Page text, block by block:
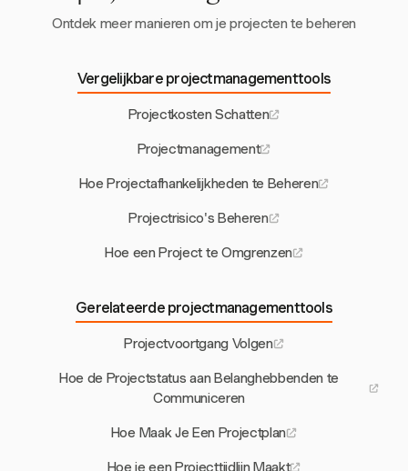
Ontdek meer manieren om je projecten te beheren
Vergelijkbare projectmanagementtools
Projectkosten Schatten
Projectmanagement
Hoe Projectafhankelijkheden te Beheren
Projectrisico's Beheren
Hoe een Project te Omgrenzen
Gerelateerde projectmanagementtools
Projectvoortgang Volgen
Hoe de Projectstatus aan Belanghebbenden te
Communiceren
Hoe Maak Je Een Projectplan
Hoe je een Projecttijdlijn Maakt